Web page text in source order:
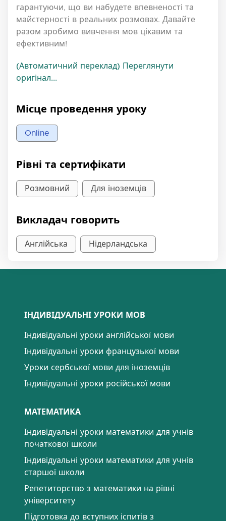
гарантуючи, що ви набудете впевненості та
майстерності в реальних розмовах. Давайте
разом зробимо вивчення мов цікавим та
ефективним!
(Автоматичний переклад) Переглянути
оригінал...
Місце проведення уроку
Online
Рівні та сертифікати
Розмовний Для іноземців
Викладач говорить
Англійська Нідерландська
ІНДИВІДУАЛЬНІ УРОКИ МОВ
Індивідуальні уроки англійської мови
Індивідуальні уроки французької мови
Уроки сербської мови для іноземців
Індивідуальні уроки російської мови
МАТЕМАТИКА
Індивідуальні уроки математики для учнів
початкової школи
Індивідуальні уроки математики для учнів
старшої школи
Репетиторство з математики на рівні
університету
Підготовка до вступних іспитів з